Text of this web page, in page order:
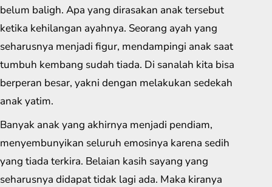
belum baligh. Apa yang dirasakan anak tersebut
ketika kehilangan ayahnya. Seorang ayah yang
seharusnya menjadi figur, mendampingi anak saat
tumbuh kembang sudah tiada. Di sanalah kita bisa
berperan besar, yakni dengan melakukan sedekah
anak yatim.
Banyak anak yang akhirnya menjadi pendiam,
menyembunyikan seluruh emosinya karena sedih
yang tiada terkira. Belaian kasih sayang yang
seharusnya didapat tidak lagi ada. Maka kiranya